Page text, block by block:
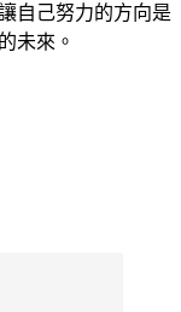
自己努力的方向是
未來。